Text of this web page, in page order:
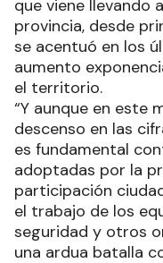
que viene llevando
provincia, desde
se acentuó en los
aumento
el territorio.
“Y aunque en este
descenso en las
es fundamental
adoptadas por la
participación
el trabajo de los
seguridad y otros
una ardua batalla